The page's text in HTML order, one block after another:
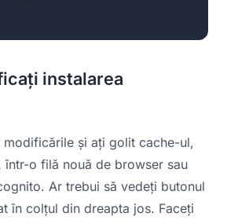
instalarea
modificările și ați golit cache-ul,
o filă nouă de browser sau
Ar trebui să vedeți butonul
în colțul din dreapta jos. Faceți